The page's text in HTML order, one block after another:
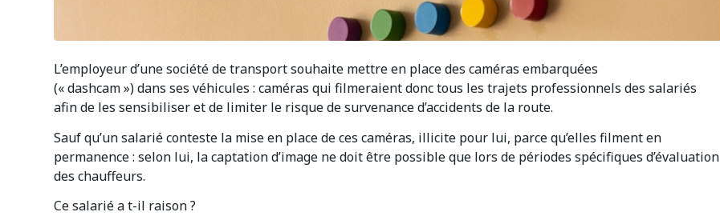
L’employeur d’une société de transport souhaite mettre en place des caméras embarquées
(« dashcam ») dans ses véhicules : caméras qui filmeraient donc tous les trajets professionnels des salariés
afin de les sensibiliser et de limiter le risque de survenance d’accidents de la route.
Sauf qu’un salarié conteste la mise en place de ces caméras, illicite pour lui, parce qu’elles filment en
permanence : selon lui, la captation d’image ne doit être possible que lors de périodes spécifiques d’évaluation
des chauffeurs.
Ce salarié a t-il raison ?